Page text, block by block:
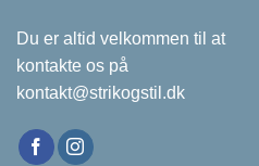
Du er altid velkommen til at
kontakte os på
kontakt@strikogstil.dk